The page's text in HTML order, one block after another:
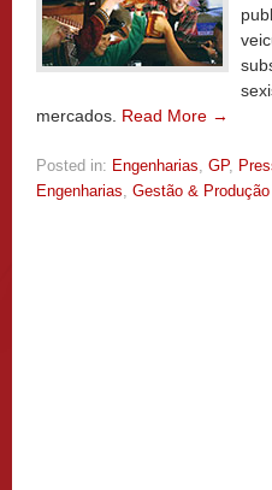
mercados. Read More →
Posted in: Engenharias, GP,
Engenharias, Gestão & Produção